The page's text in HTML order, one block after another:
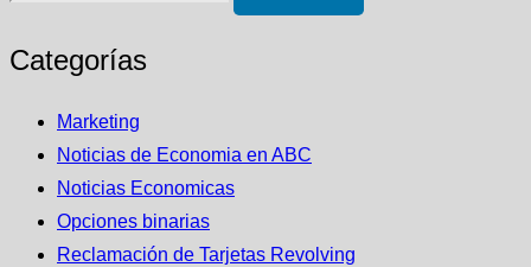
Categorías
Marketing
Noticias de Economia en ABC
Noticias Economicas
Opciones binarias
Reclamación de Tarjetas Revolving